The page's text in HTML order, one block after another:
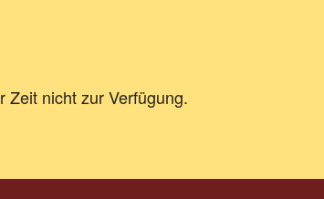
Zeit nicht zur Verfügung.